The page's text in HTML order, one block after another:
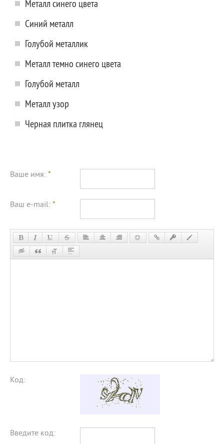
Металл синего цвета
Синий металл
Голубой металлик
Металл темно синего цвета
Голубой металл
Металл узор
Черная плитка глянец
Ваше имя: *
Ваш e-mail: *
Код:
Введите код: